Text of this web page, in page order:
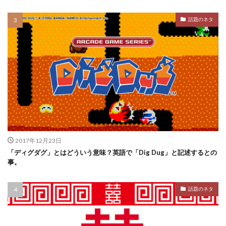
話題のネタ
2017年12月23日
「ディグダグ」とはどういう意味？英語で「Dig Dug」と記述するとの
事。
話題のネタ